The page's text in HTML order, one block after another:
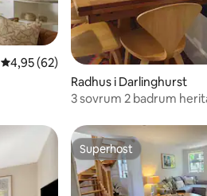
4,95 av 5 i genomsnittligt betyg, 62
4,95 (62)
Radhus i Darlinghurst
3 sovrum 2 badrum
Superhost
Superhost